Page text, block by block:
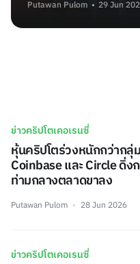
Putawan Pulom 29 Jun
ข่าวคริปโตเคอเรนซี่
หุ้นคริปโตร่วงหนักกว่ากลุ่
Coinbase และ Circle ดิ่ง
ท่ามกลางตลาดขาลง
Putawan Pulom 28 Jun 2026
ข่าวคริปโตเคอเรนซี่